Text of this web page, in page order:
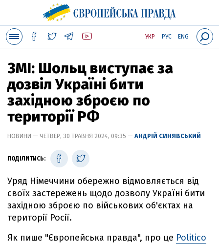
УКР РУС ENG
ЗМІ: Шольц виступає за
дозвіл Україні бити
західною зброєю по
території РФ
НОВИНИ — ЧЕТВЕР, 30 ТРАВНЯ 2024, 09:35 — АНДРІЙ СИНЯВСЬКИЙ
ПОДІЛИТИСЬ:
Уряд Німеччини обережно відмовляється від
своїх застережень щодо дозволу Україні бити
західною зброєю по військових об'єктах на
території Росії.
Як пише "Європейська правда", про це Politico